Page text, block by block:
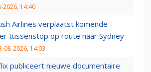
2026, 14:40
Airlines verplaatst komende
tussenstop op route naar Sydney
08-2026, 14:03
publiceert nieuwe documentaire